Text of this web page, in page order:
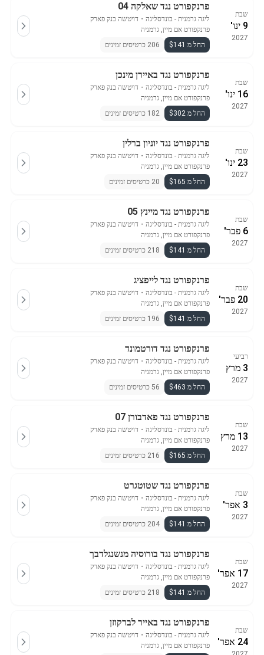
שבת
9 ינו'
2027
פרנקפורט נגד שאלקה 04
ליגה גרמנית - בונדסליגה ・ דויטשה בנק פארק
פרנקפורט אם מיין, גרמניה
החל מ $141
206 כרטיסים זמינים
שבת
16 ינו'
2027
פרנקפורט נגד באיירן מינכן
ליגה גרמנית - בונדסליגה ・ דויטשה בנק פארק
פרנקפורט אם מיין, גרמניה
החל מ $302
182 כרטיסים זמינים
שבת
23 ינו'
2027
פרנקפורט נגד יוניון ברלין
ליגה גרמנית - בונדסליגה ・ דויטשה בנק פארק
פרנקפורט אם מיין, גרמניה
החל מ $165
20 כרטיסים זמינים
שבת
6 פבר'
2027
פרנקפורט נגד מיינץ 05
ליגה גרמנית - בונדסליגה ・ דויטשה בנק פארק
פרנקפורט אם מיין, גרמניה
החל מ $141
218 כרטיסים זמינים
שבת
20 פבר'
2027
פרנקפורט נגד לייפציג
ליגה גרמנית - בונדסליגה ・ דויטשה בנק פארק
פרנקפורט אם מיין, גרמניה
החל מ $141
196 כרטיסים זמינים
רביעי
3 מרץ
2027
פרנקפורט נגד דורטמונד
ליגה גרמנית - בונדסליגה ・ דויטשה בנק פארק
פרנקפורט אם מיין, גרמניה
החל מ $463
56 כרטיסים זמינים
שבת
13 מרץ
2027
פרנקפורט נגד פאדבורן 07
ליגה גרמנית - בונדסליגה ・ דויטשה בנק פארק
פרנקפורט אם מיין, גרמניה
החל מ $165
216 כרטיסים זמינים
שבת
3 אפר'
2027
פרנקפורט נגד שטוטגרט
ליגה גרמנית - בונדסליגה ・ דויטשה בנק פארק
פרנקפורט אם מיין, גרמניה
החל מ $141
204 כרטיסים זמינים
שבת
17 אפר'
2027
פרנקפורט נגד בורוסיה מנשנגלדבך
ליגה גרמנית - בונדסליגה ・ דויטשה בנק פארק
פרנקפורט אם מיין, גרמניה
החל מ $141
218 כרטיסים זמינים
שבת
24 אפר'
פרנקפורט נגד באייר לברקוזן
ליגה גרמנית - בונדסליגה ・ דויטשה בנק פארק
פרנקפורט אם מיין, גרמניה